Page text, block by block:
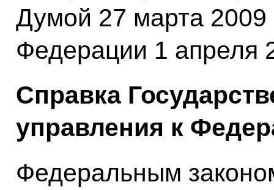
Думой 27 марта 2009
Федерации 1 апреля
Справка
управления к
Федеральным